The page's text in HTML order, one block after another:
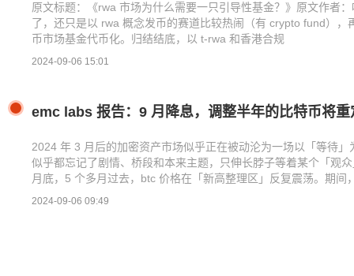
原文标题：《rwa 市场为什么需要一只引导性基金？》原文作者
了，还只是以 rwa 概念发币的赛道比较热闹（有 crypto fund）
币市场基金代币化。归结结底，以 t-rwa 和香港合规
2024-09-06 15:01
emc labs 报告：9 月降息，调整半年的比特币将重
2024 年 3 月后的加密资产市场似乎正在被动沦为一场以「等待
似乎都忘记了剧情、桥段和本来主题，只伸长脖子等着某个「观
月底，5 个多月过去，btc 价格在「新高整理区」反复震荡。期间
2024-09-06 09:49